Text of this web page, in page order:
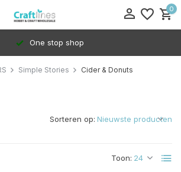
0
One stop shop
Simple Stories Cider & Donuts
Toon:
Sorteren op: